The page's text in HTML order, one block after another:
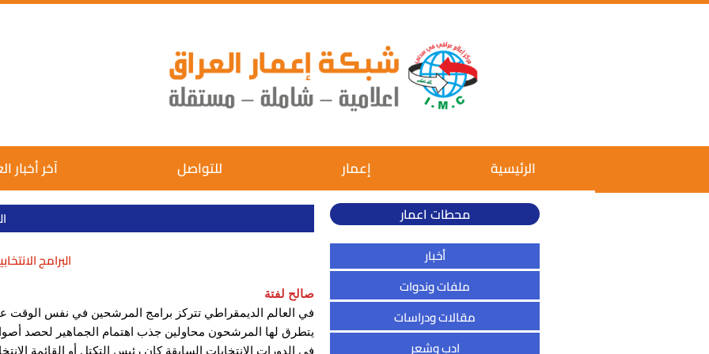
آخر أخبار للتواصل إعمار الرئيسية
البرامج
صالح لفتة
في العالم الديمقراطي تتركز برامج المرشحين في نفس الوقت
يتطرق لها المرشحون محاولين جذب اهتمام الجماهير لحصد
في الدورات الانتخابات السابقة كان رئيس التكتل أو القائمة
محطات اعمار
أخبار
ملفات وندوات
مقالات ودراسات
ادب وشعر